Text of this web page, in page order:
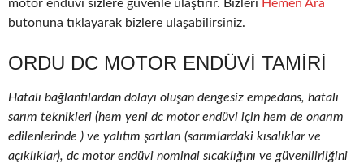
motor endüvi sizlere güvenle ulaştırır. Bizleri Hemen Ara
butonuna tıklayarak bizlere ulaşabilirsiniz.
ORDU DC MOTOR ENDÜVI TAMIRI
Hatalı bağlantılardan dolayı oluşan dengesiz empedans, hatalı
sarım teknikleri (hem yeni dc motor endüvi için hem de onarım
edilenlerinde ) ve yalıtım şartları (sarımlardaki kısalıklar ve
açıklıklar), dc motor endüvi nominal sıcaklığını ve güvenilirliğini